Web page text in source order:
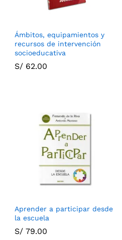
Ámbitos, equipamientos y
recursos de intervención
socioeducativa
S/ 62.00
Aprender a participar desde
la escuela
S/ 79.00